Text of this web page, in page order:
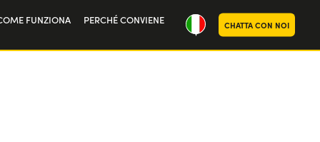
FUNZIONA PERCHÉ CONVIENE CHATTA CON NOI